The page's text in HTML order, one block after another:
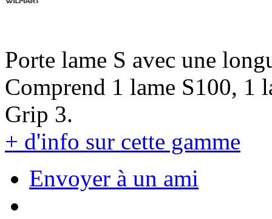
Porte lame S avec une
Comprend 1 lame S100, 1
Grip 3.
+ d'info sur cette gamme
Envoyer à un ami